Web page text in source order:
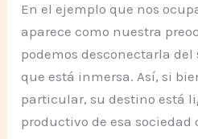
En el ejemplo que nos
aparece como nuestra
podemos desconectarla
que está inmersa. Así, si
particular, su destino está
productivo de esa sociedad